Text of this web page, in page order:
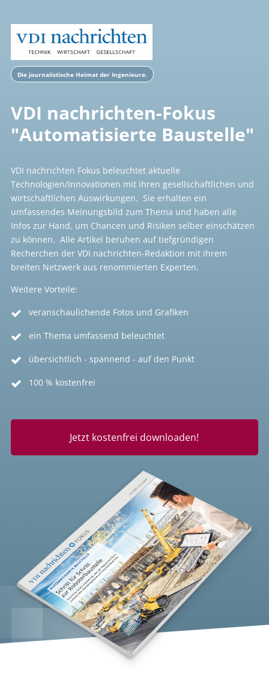
Die journalistische Heimat der Ingenieure.
VDI nachrichten-Fokus
"Automatisierte Baustelle"
VDI nachrichten Fokus beleuchtet aktuelle
Technologien/Innovationen mit ihren gesellschaftlichen und
wirtschaftlichen Auswirkungen. Sie erhalten ein
umfassendes Meinungsbild zum Thema und haben alle
Infos zur Hand, um Chancen und Risiken selber einschätzen
zu können. Alle Artikel beruhen auf tiefgründigen
Recherchen der VDI nachrichten-Redaktion mit ihrem
breiten Netzwerk aus renommierten Experten.
Weitere Vorteile:
veranschaulichende Fotos und Grafiken
ein Thema umfassend beleuchtet
übersichtlich - spannend - auf den Punkt
100 % kostenfrei
Jetzt kostenfrei downloaden!